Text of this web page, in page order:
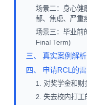
场景二：身心
郁、焦虑、严重
场景三：毕业前
Final Term)
三、 真实案例解
四、 申请RCL的
1. 对奖学金和财
2. 失去校内打工